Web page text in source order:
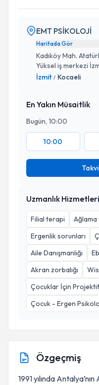
EMT PSİKOLOJİ
Haritada Gör
Kadıköy Mah.
Yüksel iş merkezi
İzmit / Kocaeli
En Yakın Müsaitlik
Bugün, 10:00
10:00
Uzmanlık Hizmetleri
Filial terapi
Ergenlik sorunları
Aile Danışmanlığı
Akran zorbalığı
Çocuklar İçin
Çocuk - Ergen
Özgeçmiş
1991 yılında